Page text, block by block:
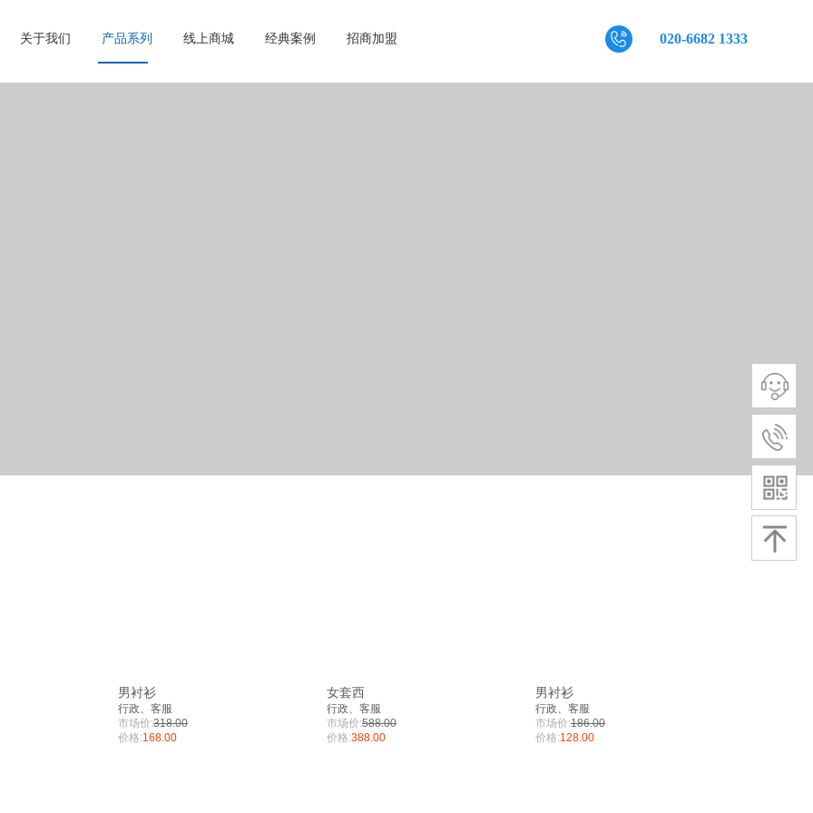
关于我们 产品系列 线上商城 经典案例 招商加盟 020-6682 1333
男衬衫
行政、客服
市场价:318.00
价格:168.00
女套西
行政、客服
市场价:588.00
价格:388.00
男衬衫
行政、客服
市场价:186.00
价格:128.00